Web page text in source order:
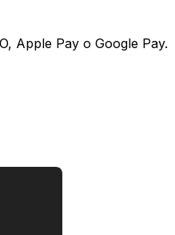
Apple Pay o Google Pay.